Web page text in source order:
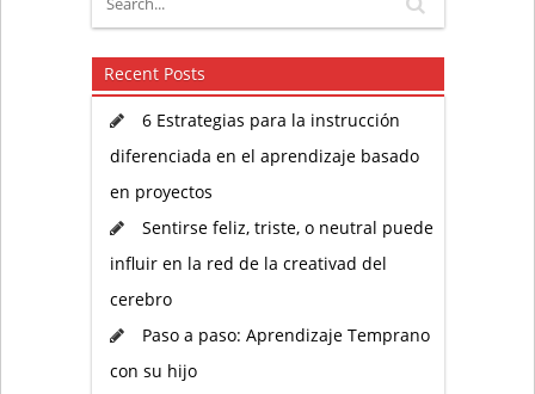
Recent Posts
6 Estrategias para la instrucción
diferenciada en el aprendizaje basado
en proyectos
Sentirse feliz, triste, o neutral puede
influir en la red de la creativad del
cerebro
Paso a paso: Aprendizaje Temprano
con su hijo